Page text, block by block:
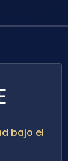
bajo el